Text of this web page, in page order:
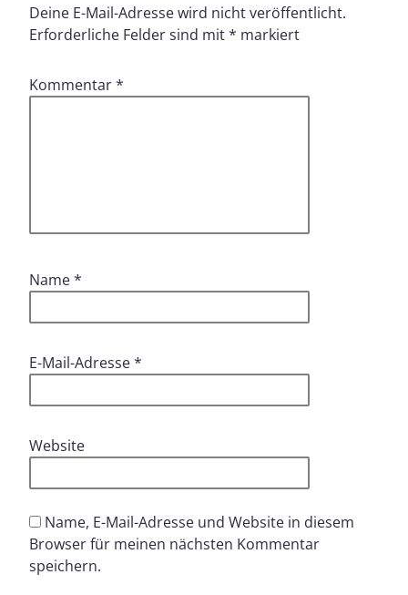
Deine E-Mail-Adresse wird nicht veröffentlicht.
Erforderliche Felder sind mit* markiert
Kommentar*
Name*
E-Mail-Adresse*
Website
Name, E-Mail-Adresse und Website in diesem
Browser für meinen nächsten Kommentar
speichern.